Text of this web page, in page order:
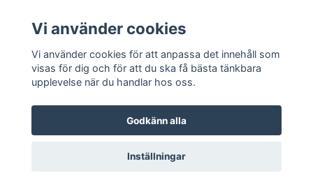
Sociala medier
© 2026 Adrenaline Motors & Workshop AB
Vi använder cookies
Vi använder cookies för att anpassa det innehåll som
visas för dig och för att du ska få bästa tänkbara
upplevelse när du handlar hos oss.
Godkänn alla
Inställningar